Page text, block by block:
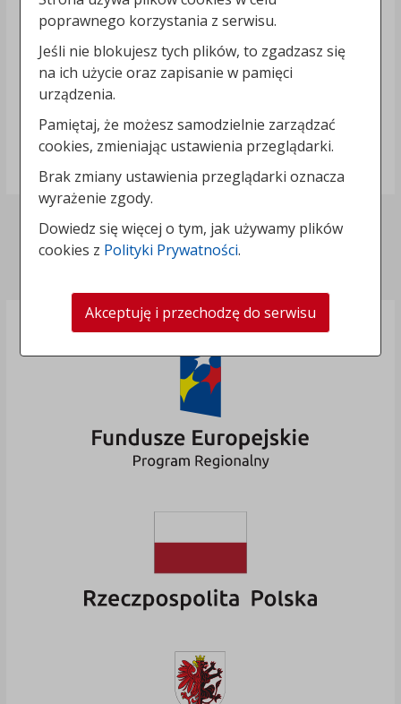
tel.:+48542802432
e-mail:
sekretariat@powiatrypinski.pl
skrytka ePUAP: /dde1205mld/SkrytkaESP
strona www:powiatrypinski.pl
NIP: 8921481530
REGON: 910866703
Deklaracja dostępności
Polityka prywatności
poprawnego korzystania z serwisu.
Jeśli nie blokujesz tych plików, to zgadzasz się
na ich użycie oraz zapisanie w pamięci
urządzenia.
Pamiętaj, że możesz samodzielnie zarządzać
cookies, zmieniając ustawienia przeglądarki.
Brak zmiany ustawienia przeglądarki oznacza
wyrażenie zgody.
Dowiedz się więcej o tym, jak używamy plików
cookies z Polityki Prywatności.
Akceptuję i przechodzę do serwisu